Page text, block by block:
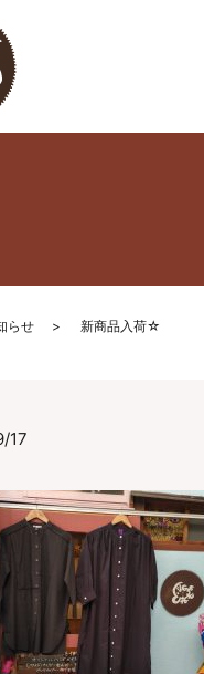
らせ 新商品入荷☆
17